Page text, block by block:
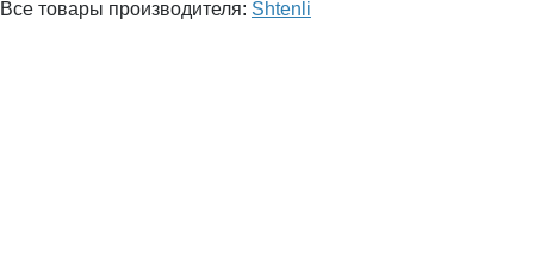
Все товары производителя: Shtenli